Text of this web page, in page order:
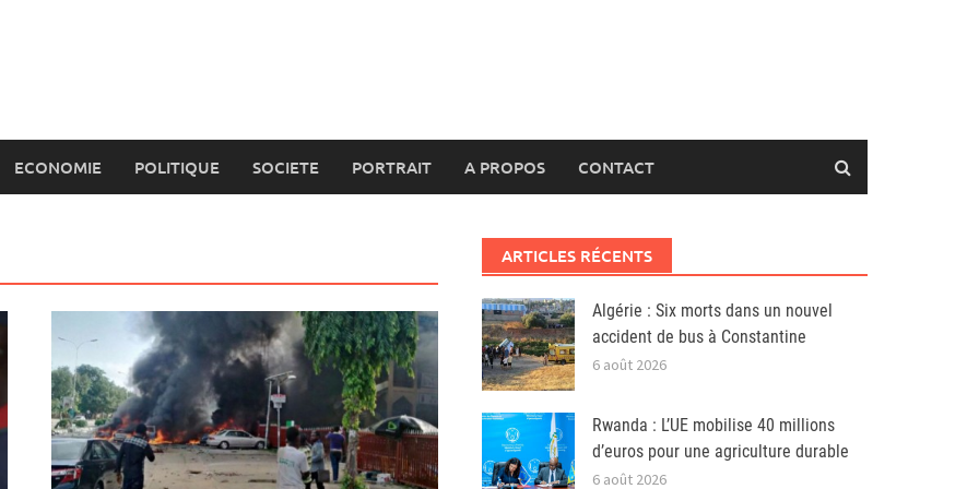
ECONOMIE POLITIQUE SOCIETE PORTRAIT A PROPOS CONTACT
ARTICLES RÉCENTS
Algérie : Six morts dans un nouvel
accident de bus à Constantine
6 août 2026
Rwanda : L’UE mobilise 40 millions
d’euros pour une agriculture durable
6 août 2026